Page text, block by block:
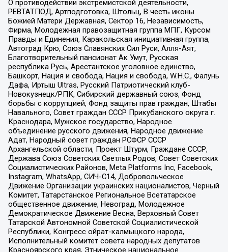
О противодействии экстремистской деятельности,
РЕВТАТПОД, Артподготовка, Штольц, В честь иконы
Божией Матери Державная, Сектор 16, Независимость,
Фирма, Молодежная правозащитная группа МПГ, Курсом
Правды и Единения, Каракольская инициативная группа,
Автоград Крю, Союз Славянских Сил Руси, Алля-Аят,
Благотворительный пансионат Ак Умут, Русская
республика Русь, Арестантское уголовное единство,
Башкорт, Нация и свобода, Нация и свобода, W.H.С., Фалунь
Дафа, Иртыш Ultras, Русский Патриотический клуб-
Новокузнецк/РПК, Сибирский державный союз, Фонд
борьбы с коррупцией, Фонд защиты прав граждан, Штабы
Навального, Совет граждан СССР Прикубанского округа г.
Краснодара, Мужское государство, Народное
объединение русского движения, Народное движение
Адат, Народный совет граждан РСФСР СССР
Архангельской области, Проект Штурм, Граждане СССР,
Держава Союз Советских Светлых Родов, Совет Советских
Социалистических Районов, Meta Platforms Inc, Facebook,
Instagram, WhatsApp, СИЧ-С14, Добровольческое
Движение Организации украинских националистов, Черный
Комитет, Татарстанское Региональное Всетатарское
общественное движение, Невоград, Молодежное
Демократическое Движение Весна, Верховный Совет
Татарской Автономной Советской Социалистической
Республики, Конгресс ойрат-калмыцкого народа,
Исполнительный комитет совета народных депутатов
Красноярского края, Этническое национальное